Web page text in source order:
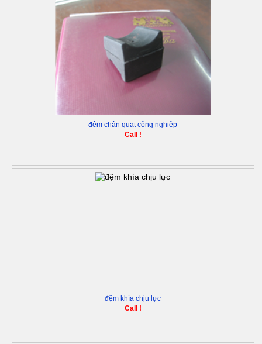
đệm chân quạt công nghiệp
Call !
đệm khía chịu lực
Call !